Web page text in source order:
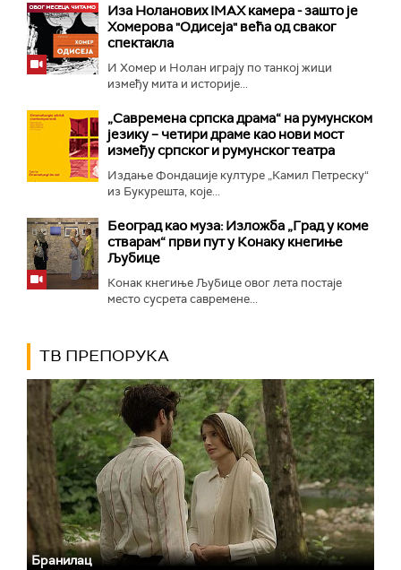
Иза Ноланових IMAX камера - зашто је
Хомерова "Одисеја" већа од сваког
спектакла
И Хомер и Нолан играју по танкој жици
између мита и историје...
„Савремена српска драма“ на румунском
језику – четири драме као нови мост
између српског и румунског театра
Издање Фондације културе „Камил Петреску“
из Букурешта, које...
Београд као муза: Изложба „Град у коме
стварам“ први пут у Конаку кнегиње
Љубице
Конак кнегиње Љубице овог лета постаје
место сусрета савремене...
ТВ ПРЕПОРУКА
Бранилац